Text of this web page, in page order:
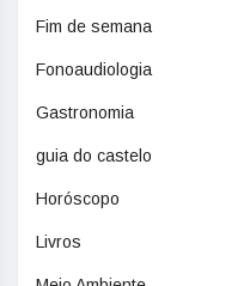
Fim de semana
Fonoaudiologia
Gastronomia
guia do castelo
Horóscopo
Livros